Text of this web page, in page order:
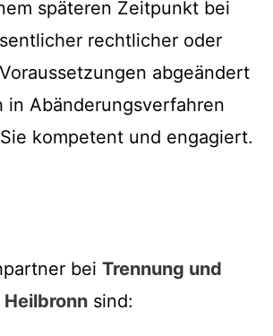
späteren Zeitpunkt bei
rechtlicher oder
abgeändert
in Abänderungsverfahren
kompetent und engagiert.
bei Trennung und
Heilbronn sind: